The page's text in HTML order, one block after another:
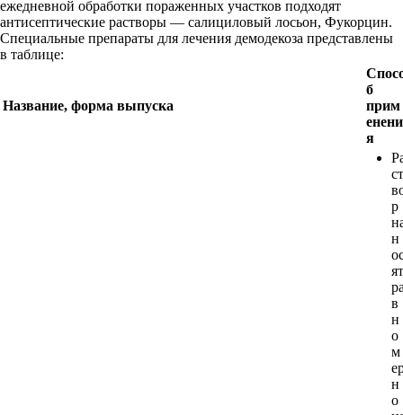
ежедневной обработки пораженных участков подходят
антисептические растворы — салициловый лосьон, Фукорцин.
Специальные препараты для лечения демодекоза представлены
в таблице:
Название, форма выпуска
б
прим
енени
я
ст
р
н
ят
в
н
о
м
н
о